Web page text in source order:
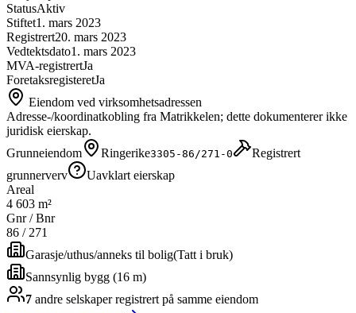
StatusAktiv
Stiftet1. mars 2023
Registrert20. mars 2023
Vedtektsdato1. mars 2023
MVA-registrertJa
ForetaksregisteretJa
Eiendom ved virksomhetsadressen
Adresse-/koordinatkobling fra Matrikkelen; dette dokumenterer ikke
juridisk eierskap.
Grunneiendom
Ringerike3305-86/271-0
Registrert
grunnerverv
Uavklart eierskap
Areal
4 603 m²
Gnr / Bnr
86 / 271
Garasje/uthus/anneks til bolig(Tatt i bruk)
Sannsynlig bygg (16 m)
7 andre selskaperregistrert på samme eiendom